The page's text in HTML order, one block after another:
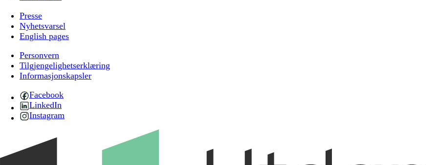
Presse
Nyhetsvarsel
English pages
Personvern
Tilgjengelighetserklæring
Informasjonskapsler
Facebook
LinkedIn
Instagram